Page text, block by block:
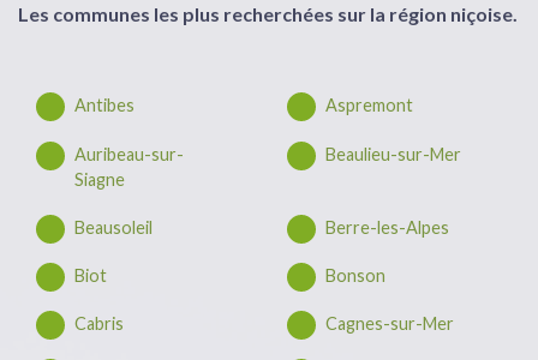
Les communes les plus recherchées sur la région niçoise.
Antibes Aspremont
Auribeau-sur-
Siagne
Beaulieu-sur-Mer
Beausoleil Berre-les-Alpes
Biot Bonson
Cabris Cagnes-sur-Mer